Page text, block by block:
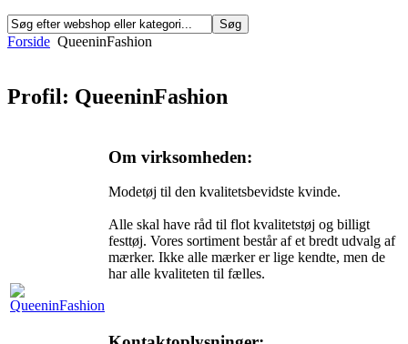
Forside QueeninFashion
Profil: QueeninFashion
Om virksomheden:
Modetøj til den kvalitetsbevidste kvinde.
Alle skal have råd til flot kvalitetstøj og billigt
festtøj. Vores sortiment består af et bredt udvalg af
mærker. Ikke alle mærker er lige kendte, men de
har alle kvaliteten til fælles.